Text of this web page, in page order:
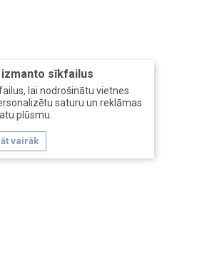
sīkfailus
lai nodrošinātu vietnes
saturu un reklāmas
plūsmu.
vairāk